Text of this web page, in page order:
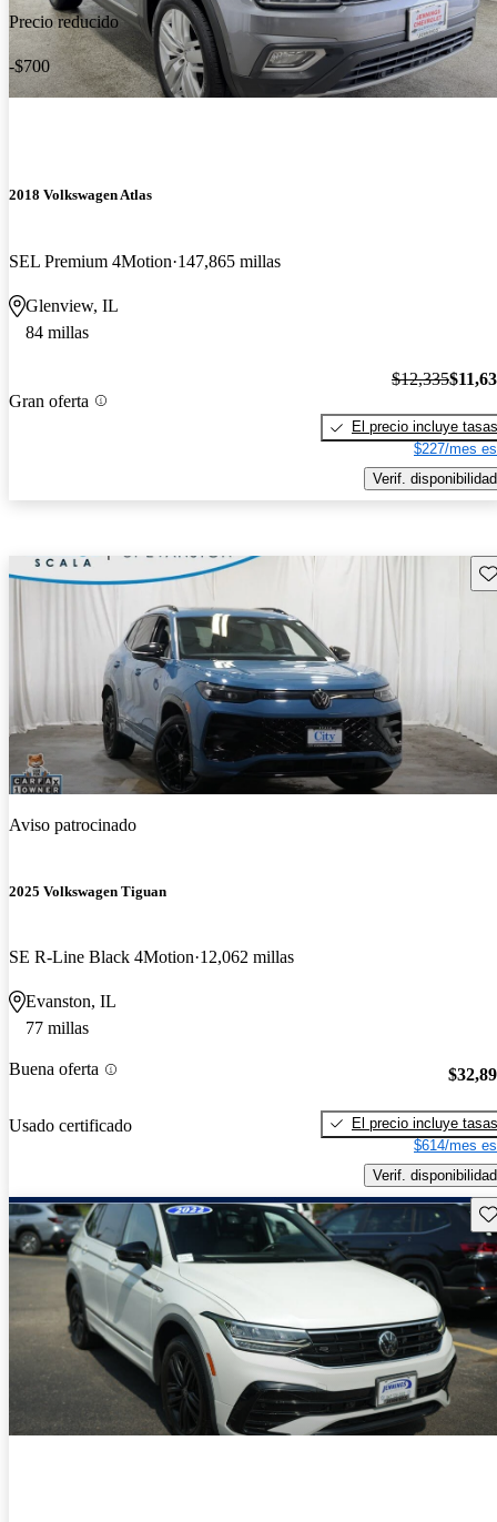
Precio reducido
-$700
2018 Volkswagen Atlas
SEL Premium 4Motion 147,865 millas
Glenview, IL
84 millas
Gran oferta
$12,335
El precio incluye tasas
$227/mes
Verif. disponibilidad
Aviso patrocinado
2025 Volkswagen Tiguan
SE R-Line Black 4Motion 12,062 millas
Evanston, IL
77 millas
Buena oferta
Usado certificado
El precio incluye tasas
$614/mes
Verif. disponibilidad